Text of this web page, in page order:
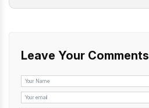
Leave Your Comments